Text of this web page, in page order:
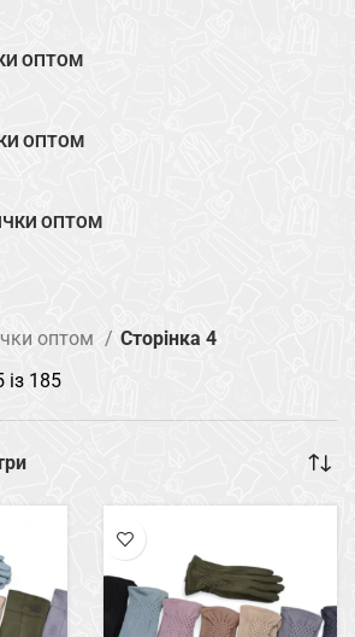
ОПТОМ
ОПТОМ
ОПТОМ
оптом
Сторінка 4
185